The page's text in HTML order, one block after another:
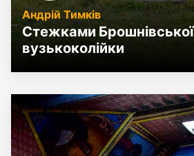
Андрій Тимків
Стежками Брошнівської
вузькоколійки
new